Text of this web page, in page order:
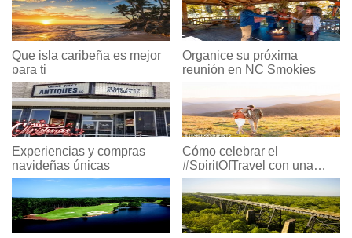
Que isla caribeña es mejor
para ti
Organice su próxima
reunión en NC Smokies
Experiencias y compras
navideñas únicas
Cómo celebrar el
#SpiritOfTravel con una
estadía en Haywood